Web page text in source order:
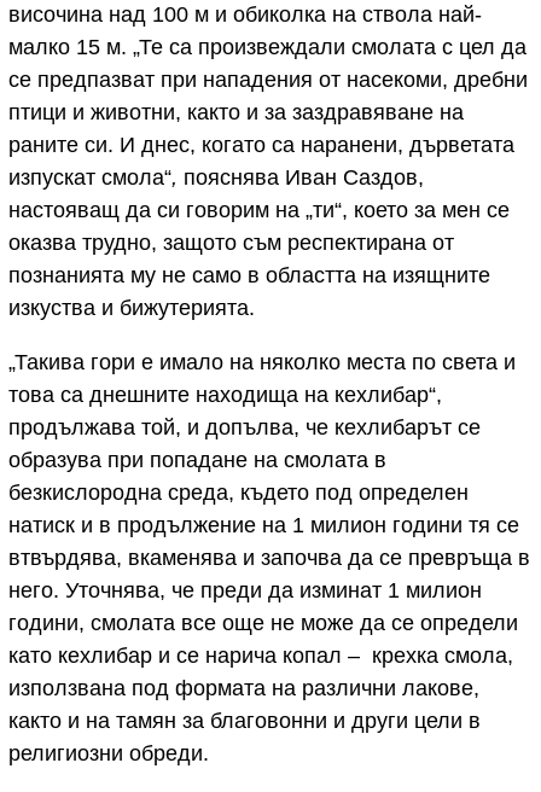
височина над 100 м и обиколка на ствола най-
малко 15 м. „Те са произвеждали смолата с цел да
се предпазват при нападения от насекоми, дребни
птици и животни, както и за заздравяване на
раните си. И днес, когато са наранени, дърветата
изпускат смола“, пояснява Иван Саздов,
настояващ да си говорим на „ти“, което за мен се
оказва трудно, защото съм респектирана от
познанията му не само в областта на изящните
изкуства и бижутерията.
„Такива гори е имало на няколко места по света и
това са днешните находища на кехлибар“,
продължава той, и допълва, че кехлибарът се
образува при попадане на смолата в
безкислородна среда, където под определен
натиск и в продължение на 1 милион години тя се
втвърдява, вкаменява и започва да се превръща в
него. Уточнява, че преди да изминат 1 милион
години, смолата все още не може да се определи
като кехлибар и се нарича копал – крехка смола,
използвана под формата на различни лакове,
както и на тамян за благовонни и други цели в
религиозни обреди.